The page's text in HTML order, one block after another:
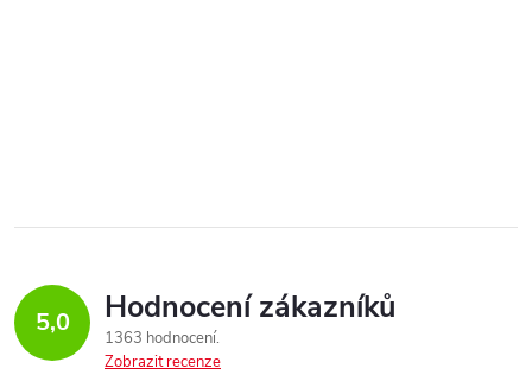
5,0 Hodnocení zákazníků
1363 hodnocení
Zobrazit recenze